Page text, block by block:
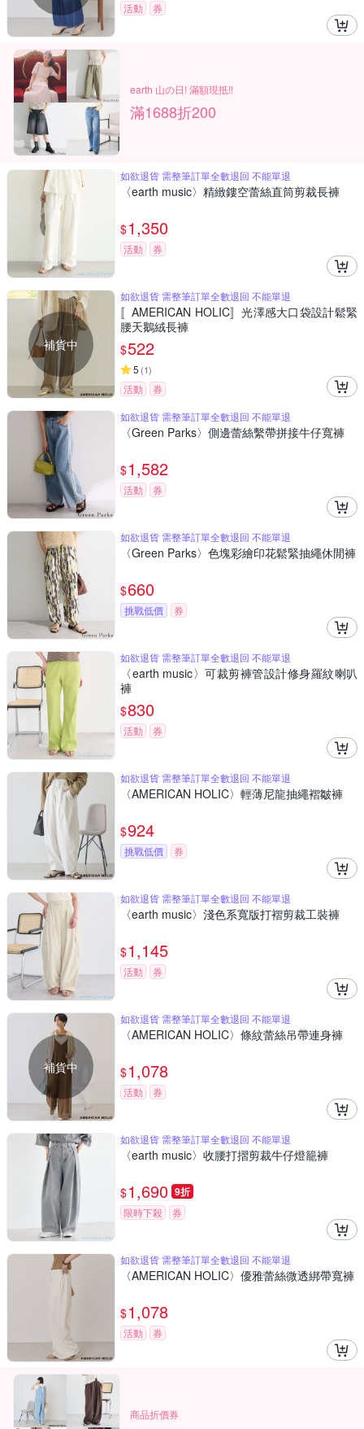
活動 券
earth 山の日! 滿額現抵!!
滿1688折200
如欲退貨 需整筆訂單全數退回 不能單退
〈earth music〉精緻鏤空蕾絲直筒剪裁長褲
$1,350
活動 券
補貨中
如欲退貨 需整筆訂單全數退回 不能單退
〚AMERICAN HOLIC〛光澤感大口袋設計鬆緊
腰天鵝絨長褲
$522
5 (1)
活動
券
如欲退貨 需整筆訂單全數退回 不能單退
〈Green Parks〉側邊蕾絲繫帶拼接牛仔寬褲
$1,582
活動 券
如欲退貨 需整筆訂單全數退回 不能單退
〈Green Parks〉色塊彩繪印花鬆緊抽繩休閒褲
$660
挑戰低價 券
如欲退貨 需整筆訂單全數退回 不能單退
〈earth music〉可裁剪褲管設計修身羅紋喇叭
褲
$830
活動 券
如欲退貨 需整筆訂單全數退回 不能單退
〈AMERICAN HOLIC〉輕薄尼龍抽繩褶皺褲
$924
挑戰低價 券
如欲退貨 需整筆訂單全數退回 不能單退
〈earth music〉淺色系寬版打褶剪裁工裝褲
$1,145
活動 券
補貨中
如欲退貨 需整筆訂單全數退回 不能單退
〈AMERICAN HOLIC〉條紋蕾絲吊帶連身褲
$1,078
活動 券
如欲退貨 需整筆訂單全數退回 不能單退
〈earth music〉收腰打摺剪裁牛仔燈籠褲
$1,690 9折
限時下殺 券
如欲退貨 需整筆訂單全數退回 不能單退
〈AMERICAN HOLIC〉優雅蕾絲微透綁帶寬褲
$1,078
活動 券
商品折價券